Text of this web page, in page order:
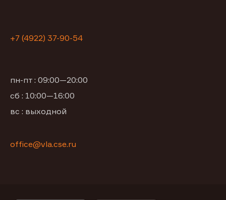
+7 (4922) 37-90-54
пн-пт : 09:00—20:00
сб : 10:00—16:00
вс : выходной
office@vla.cse.ru